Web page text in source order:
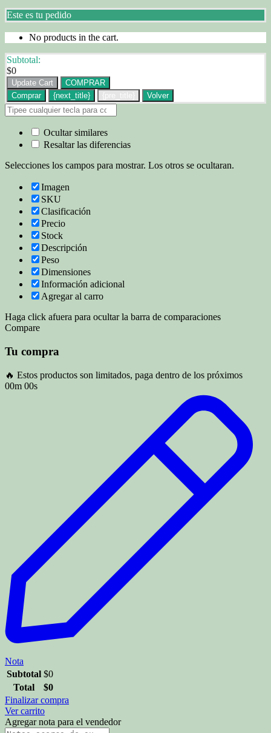
Este es tu pedido
No products in the cart.
Subtotal:
$0
Update Cart
COMPRAR
Comprar
{next_title} {pre_title} Volver
Ocultar similares
Resaltar las diferencias
Selecciones los campos para mostrar. Los otros se ocultaran.
Imagen
SKU
Clasificación
Precio
Stock
Descripción
Peso
Dimensiones
Información adicional
Agregar al carro
Haga click afuera para ocultar la barra de comparaciones
Compare
Tu compra
🔥 Estos productos son limitados, paga dentro de los próximos
00m 00s
Nota
Subtotal $0
Total
$0
Finalizar compra
Ver carrito
Agregar nota para el vendedor